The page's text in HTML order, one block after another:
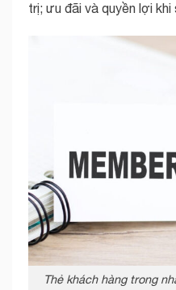
trị; ưu đãi và quyền lợi khi
Thẻ khách hàng trong